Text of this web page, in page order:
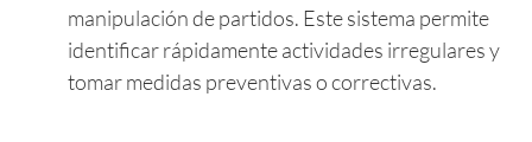
manipulación de partidos. Este sistema permite
identificar rápidamente actividades irregulares y
tomar medidas preventivas o correctivas.